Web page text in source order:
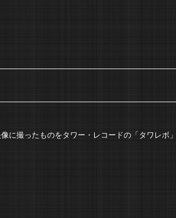
に撮ったものをタワー・レコードの「タワレボ